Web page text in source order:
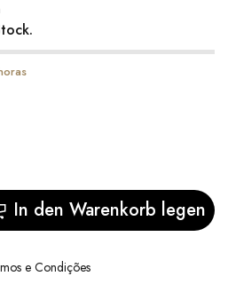
In den Warenkorb legen
e Condições